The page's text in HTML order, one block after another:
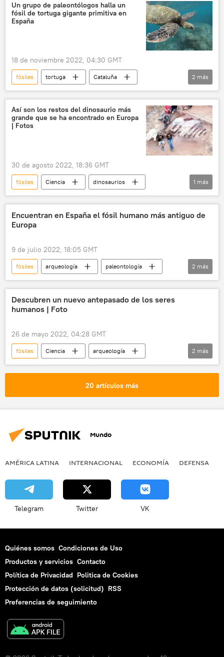
Un grupo de paleontólogos halla un
fósil de tortuga gigante primitiva en
España
18 de noviembre 2022, 04:30 GMT
fósiles tortuga
Cataluña
Pirineos
paleontología Ciencia
2 más
Así son los restos del dinosaurio más
grande que se ha encontrado en Europa
| Fotos
30 de agosto 2022, 18:36 GMT
fósiles Ciencia
dinosaurios
Portugal
1 más
Encuentran en España el fósil humano más antiguo de
Europa
9 de julio 2022, 18:05 GMT
fósiles arqueología
paleontología
Homo sapiens
Ciencia
2 más
Descubren un nuevo antepasado de los seres
humanos | Foto
26 de mayo 2022, 04:28 GMT
fósiles Ciencia
arqueología
genealogía
humanos
2 más
20 artículos más
Mundo
AMÉRICA LATINA INTERNACIONAL ECONOMÍA DEFENSA
Telegram Twitter VK
Quiénes somos Condiciones de Uso
Productos y servicios Contacto
Política de Privacidad Politica de Cookies
Protección de datos (solicitud) RSS
Preferencias de seguimiento